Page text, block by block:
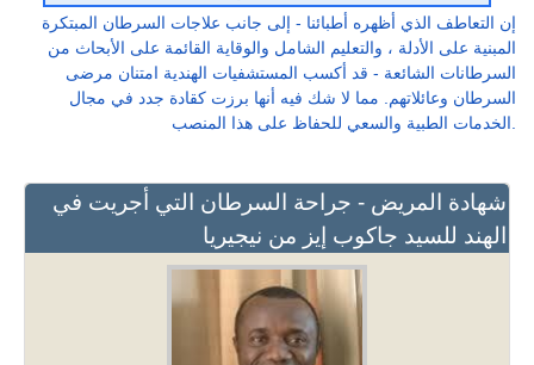
إن التعاطف الذي أظهره أطبائنا - إلى جانب علاجات السرطان المبتكرة
المبنية على الأدلة ، والتعليم الشامل والوقاية القائمة على الأبحاث من
السرطانات الشائعة - قد أكسب المستشفيات الهندية امتنان مرضى
السرطان وعائلاتهم. مما لا شك فيه أنها برزت كقادة جدد في مجال
شهادة المريض - جراحة السرطان التي أجريت في
الهند للسيد جاكوب إيز من نيجيريا